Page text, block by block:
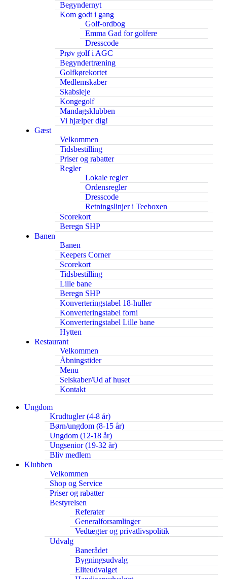
Begyndernyt
Kom godt i gang
Golf-ordbog
Emma Gad for golfere
Dresscode
Prøv golf i AGC
Begyndertræning
Golfkørekortet
Medlemskaber
Skabsleje
Kongegolf
Mandagsklubben
Vi hjælper dig!
Gæst
Velkommen
Tidsbestilling
Priser og rabatter
Regler
Lokale regler
Ordensregler
Dresscode
Retningslinjer i Teeboxen
Scorekort
Beregn SHP
Banen
Banen
Keepers Corner
Scorekort
Tidsbestilling
Lille bane
Beregn SHP
Konverteringstabel 18-huller
Konverteringstabel forni
Konverteringstabel Lille bane
Hytten
Restaurant
Velkommen
Åbningstider
Menu
Selskaber/Ud af huset
Kontakt
Ungdom
Krudtugler (4-8 år)
Børn/ungdom (8-15 år)
Ungdom (12-18 år)
Ungsenior (19-32 år)
Bliv medlem
Klubben
Velkommen
Shop og Service
Priser og rabatter
Bestyrelsen
Referater
Generalforsamlinger
Vedtægter og privatlivspolitik
Udvalg
Banerådet
Bygningsudvalg
Eliteudvalget